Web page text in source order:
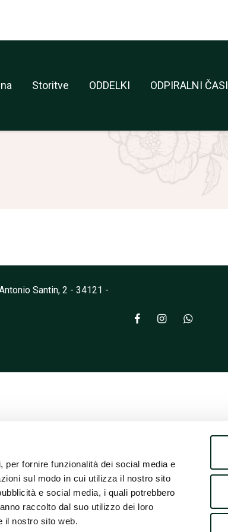
fornire funzionalità dei social media e
sul modo in cui utilizza il nostro sito
e social media, i quali potrebbero
raccolto dal suo utilizzo dei loro
il nostro sito web.
Storitve ODDELKI ODPIRALNI ČASI
Santin, 2 - 34121 -